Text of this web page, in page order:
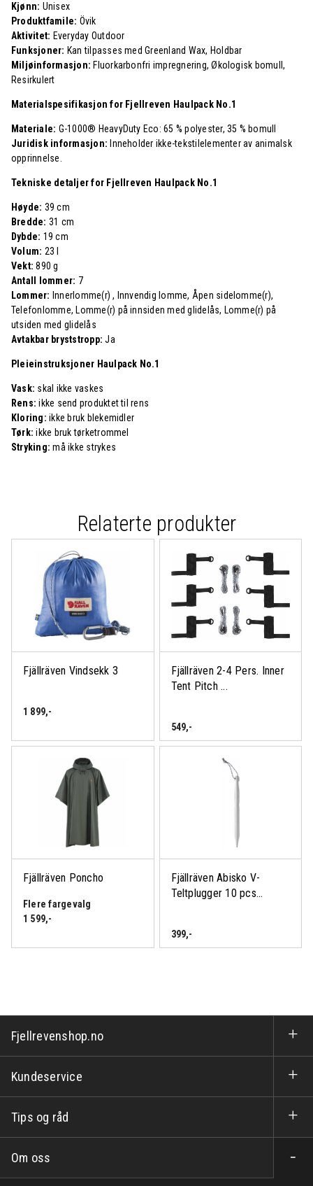
Kjønn: Unisex
Produktfamile: Övik
Aktivitet: Everyday Outdoor
Funksjoner: Kan tilpasses med Greenland Wax, Holdbar
Miljøinformasjon: Fluorkarbonfri impregnering, Økologisk bomull,
Resirkulert
Materialspesifikasjon for Fjellreven Haulpack No.1
Materiale: G-1000® HeavyDuty Eco: 65 % polyester, 35 % bomull
Juridisk informasjon: Inneholder ikke-tekstilelementer av animalsk
opprinnelse.
Tekniske detaljer for Fjellreven Haulpack No.1
Høyde: 39 cm
Bredde: 31 cm
Dybde: 19 cm
Volum: 23 l
Vekt:890 g
Antall lommer: 7
Lommer: Innerlomme(r) , Innvendig lomme, Åpen sidelomme(r),
Telefonlomme, Lomme(r) på innsiden med glidelås, Lomme(r) på
utsiden med glidelås
Avtakbar bryststropp:Ja
Pleieinstruksjoner Haulpack No.1
Vask: skal ikke vaskes
Rens:ikke send produktet til rens
Kloring:ikke bruk blekemidler
Tørk:ikke bruk tørketrommel
Stryking:må ikke strykes
Relaterte produkter
Fjällräven Vindsekk 3
1 899,-
Fjällräven 2-4 Pers. Inner
Tent Pitch ...
549,-
Fjällräven Poncho
Flere fargevalg
1 599,-
Fjällräven Abisko V-
Teltplugger 10 pcs...
399,-
Fjellrevenshop.no
Kundeservice
Tips og råd
Om oss